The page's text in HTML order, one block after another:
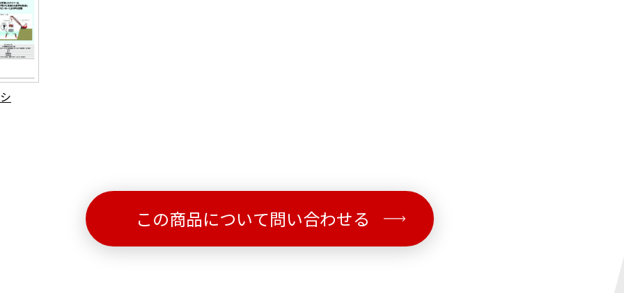
この商品について問い合わせる